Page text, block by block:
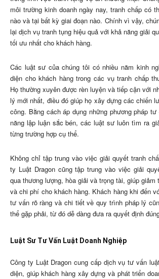
môi trường kinh doanh ngày nay, tranh chấp có
nào và tại bất kỳ giai đoạn nào. Chính vì vậy,
lại dịch vụ tranh tụng hiệu quả với khả năng giải
tối ưu nhất cho khách hàng.
Các luật sư của chúng tôi có nhiều năm kinh
diện cho khách hàng trong các vụ tranh chấp
Họ thường xuyên được rèn luyện và tiếp cận với
lý mới nhất, điều đó giúp họ xây dựng các chiến
công. Bằng cách áp dụng những phương pháp
năng lập luận sắc bén, các luật sư luôn tìm ra
từng trường hợp cụ thể.
Không chỉ tập trung vào việc giải quyết tranh
ty Luật Dragon cũng tập trung vào việc giải
qua thương lượng, hòa giải và trọng tài, giúp giảm
và chi phí cho khách hàng. Khách hàng khi đến
tư vấn rõ ràng và chi tiết về quy trình pháp lý
thể gặp phải, từ đó dễ dàng đưa ra quyết định
Luật Sư Tư Vấn Luật Doanh Nghiệp
Công ty Luật Dragon cung cấp dịch vụ tư vấn
diện, giúp khách hàng xây dựng và phát triển